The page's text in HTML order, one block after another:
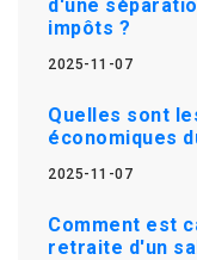
d'une
impôts ?
2025-11-07
Quelles sont
économiques
2025-11-07
Comment est
retraite d'un